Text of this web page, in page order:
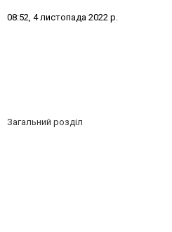
08:52, 4листопада 2022 р.
Загальний розділ